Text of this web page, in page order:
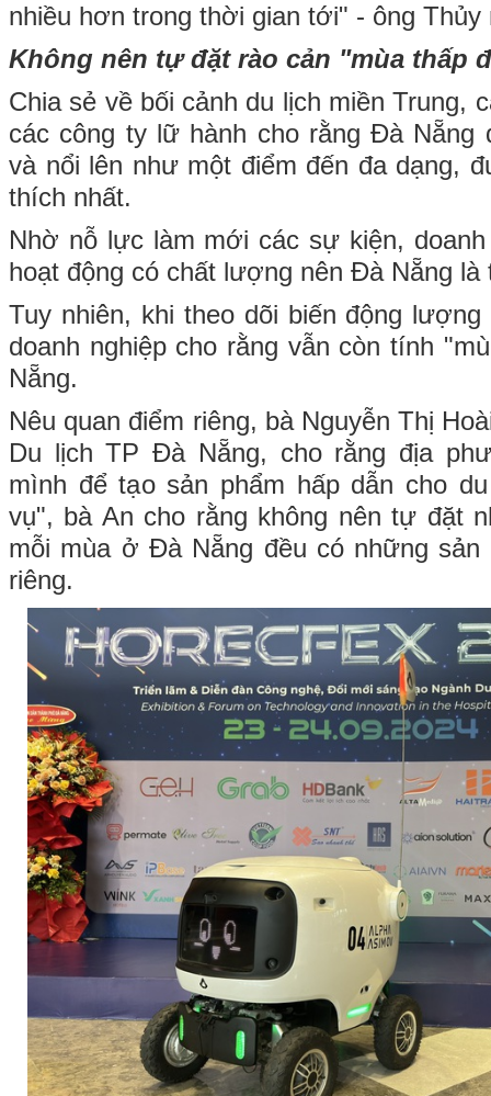
nhiều hơn trong thời gian tới" - ông Thủy
Không nên tự đặt rào cản "mùa thấp
Chia sẻ về bối cảnh du lịch miền Trung,
các công ty lữ hành cho rằng Đà Nẵng
và nổi lên như một điểm đến đa dạng,
thích nhất.
Nhờ nỗ lực làm mới các sự kiện,
hoạt động có chất lượng nên Đà Nẵng là
Tuy nhiên, khi theo dõi biến động
doanh nghiệp cho rằng vẫn còn tính
Nẵng.
Nêu quan điểm riêng, bà Nguyễn Thị
Du lịch TP Đà Nẵng, cho rằng địa
mình để tạo sản phẩm hấp dẫn cho
vụ", bà An cho rằng không nên tự đặt
mỗi mùa ở Đà Nẵng đều có những
riêng.